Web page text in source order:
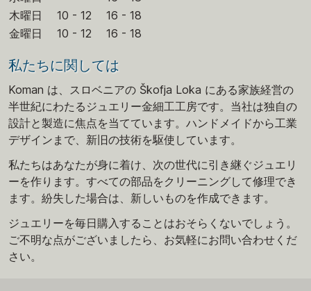
木曜日
10 - 12
16 - 18
金曜日
10 - 12 16 - 18
私たちに関しては
Koman は、スロベニアの Škofja Loka にある家族経営の
半世紀にわたるジュエリー金細工工房です。当社は独自の
設計と製造に焦点を当てています。ハンドメイドから工業
デザインまで、新旧の技術を駆使しています。
私たちはあなたが身に着け、次の世代に引き継ぐジュエリ
ーを作ります。すべての部品をクリーニングして修理でき
ます。紛失した場合は、新しいものを作成できます。
ジュエリーを毎日購入することはおそらくないでしょう。
ご不明な点がございましたら、お気軽にお問い合わせくだ
さい。